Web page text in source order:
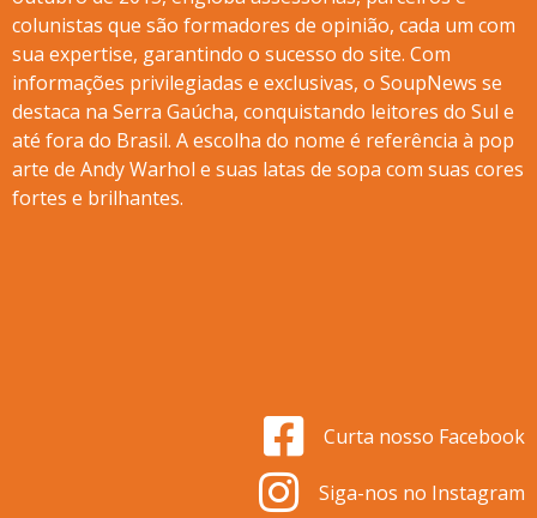
colunistas que são formadores de opinião, cada um com
sua expertise, garantindo o sucesso do site. Com
informações privilegiadas e exclusivas, o SoupNews se
destaca na Serra Gaúcha, conquistando leitores do Sul e
até fora do Brasil. A escolha do nome é referência à pop
arte de Andy Warhol e suas latas de sopa com suas cores
fortes e brilhantes.
Curta nosso Facebook
Siga-nos no Instagram